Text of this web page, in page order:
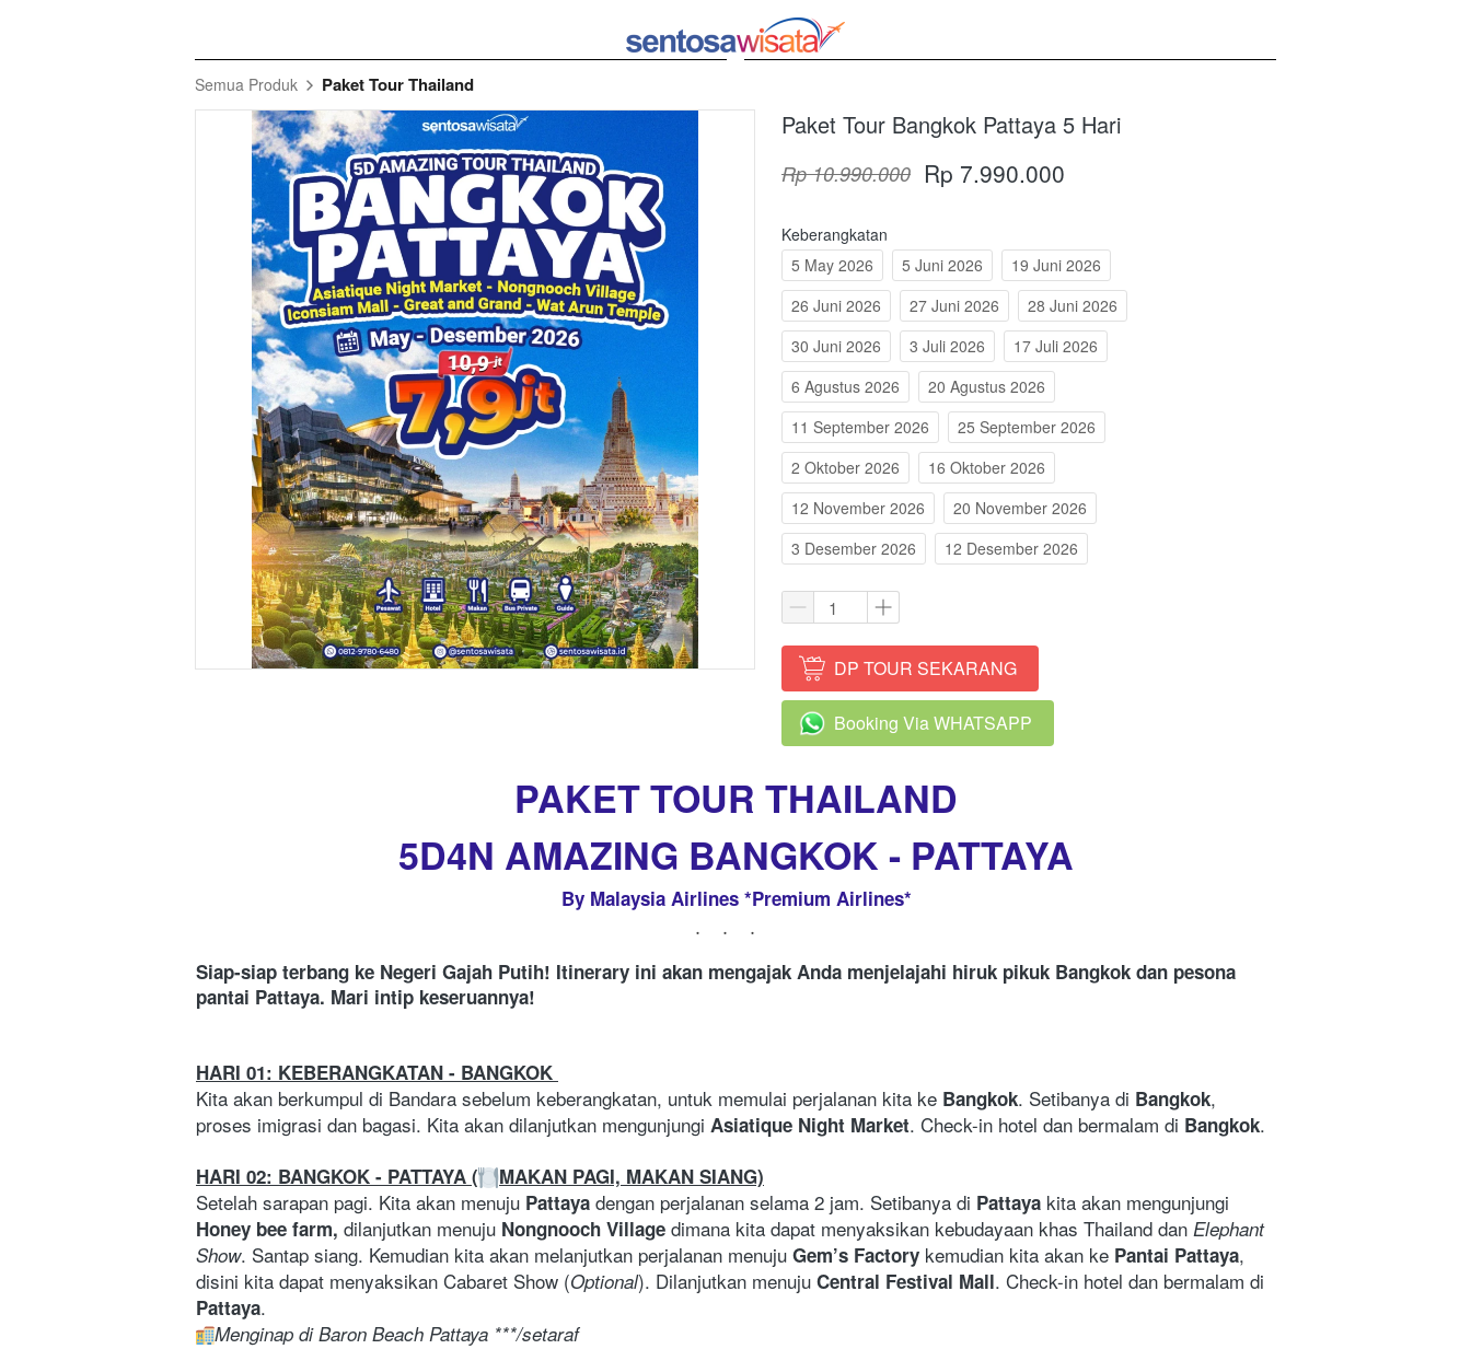
Semua Produk Paket Tour Thailand
Paket Tour Bangkok Pattaya 5 Hari
Rp 10.990.000 Rp 7.990.000
Keberangkatan
5 May 2026
5 Juni 2026
19 Juni 2026
26 Juni 2026
27 Juni 2026
28 Juni 2026
30 Juni 2026
3 Juli 2026
17 Juli 2026
6 Agustus 2026
20 Agustus 2026
11 September 2026
25 September 2026
2 Oktober 2026
16 Oktober 2026
12 November 2026
20 November 2026
3 Desember 2026
12 Desember 2026
` DP TOUR SEKARANG
` Booking Via WHATSAPP
PAKET TOUR THAILAND
5D4N AMAZING BANGKOK - PATTAYA
By Malaysia Airlines *Premium Airlines*
...
Siap-siap terbang ke Negeri Gajah Putih! Itinerary ini akan mengajak Anda menjelajahi hiruk pikuk Bangkok dan pesona
pantai Pattaya. Mari intip keseruannya!
HARI 01: KEBERANGKATAN - BANGKOK
Kita akan berkumpul di Bandara sebelum keberangkatan, untuk memulai perjalanan kita ke Bangkok. Setibanya di Bangkok,
proses imigrasi dan bagasi. Kita akan dilanjutkan mengunjungi Asiatique Night Market. Check-in hotel dan bermalam di Bangkok.
HARI 02: BANGKOK - PATTAYA ( MAKAN PAGI, MAKAN SIANG)
Setelah sarapan pagi. Kita akan menuju Pattaya dengan perjalanan selama 2 jam. Setibanya di Pattaya kita akan mengunjungi
Honey bee farm, dilanjutkan menuju Nongnooch Village dimana kita dapat menyaksikan kebudayaan khas Thailand dan Elephant
Show. Santap siang. Kemudian kita akan melanjutkan perjalanan menuju Gem’s Factory kemudian kita akan ke Pantai Pattaya,
disini kita dapat menyaksikan Cabaret Show (Optional). Dilanjutkan menuju Central Festival Mall
Pattaya.
Menginap di Baron Beach Pattaya ***/setaraf